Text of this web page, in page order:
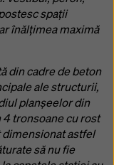
spații
înălțimea maximă
din cadre de beton
ale structurii,
planșeelor din
tronsoane cu rost
dimensionat astfel
să nu fie